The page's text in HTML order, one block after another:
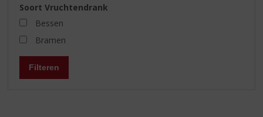
Soort Vruchtendrank
Bessen
Bramen
Filteren